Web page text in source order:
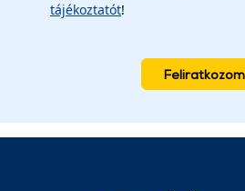
tájékoztatót!
Feliratkozom